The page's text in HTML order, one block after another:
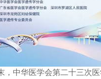
，中华医学会第二十三次